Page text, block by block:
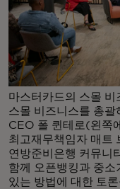
마스터카드의 스몰 비
스몰 비즈니스를 총
CEO 폴 퀸테로(왼쪽
최고재무책임자 매트
연방준비은행 커뮤니
함께 오픈뱅킹과 중소
있는 방법에 대한 토